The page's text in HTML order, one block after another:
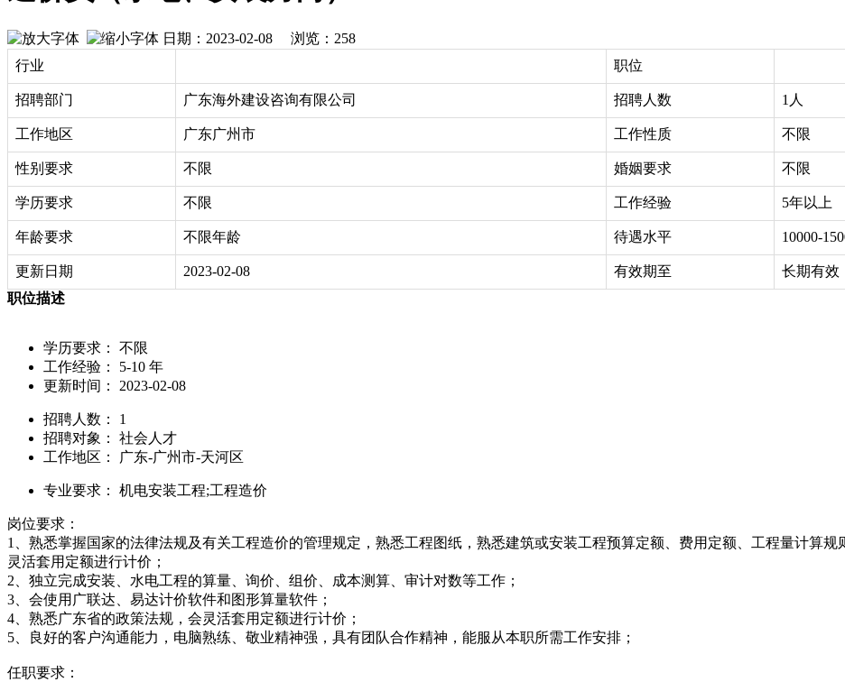
日期：2023-02-08 浏览： 258
行业
职位
招聘部门 广东海外建设咨询有限公司 招聘人数 1人
工作地区 广东广州市 工作性质 不限
性别要求 不限 婚姻要求 不限
学历要求 不限 工作经验 5年以上
年龄要求 不限年龄 待遇水平 10000-
更新日期 2023-02-08 有效期至
长期有效
职位描述
学历要求： 不限
工作经验： 5-10 年
更新时间： 2023-02-08
招聘人数： 1
招聘对象： 社会人才
工作地区： 广东-广州市-天河区
专业要求： 机电安装工程;工程造价
岗位要求：
1、熟悉掌握国家的法律法规及有关工程造价的管理规定，熟悉工程图纸，熟悉建筑或安装工程预算定额、费用定额、工程量计算
灵活套用定额进行计价；
2、独立完成安装、水电工程的算量、询价、组价、成本测算、审计对数等工作；
3、会使用广联达、易达计价软件和图形算量软件；
4、熟悉广东省的政策法规，会灵活套用定额进行计价；
5、良好的客户沟通能力，电脑熟练、敬业精神强，具有团队合作精神，能服从本职所需工作安排；
任职要求：